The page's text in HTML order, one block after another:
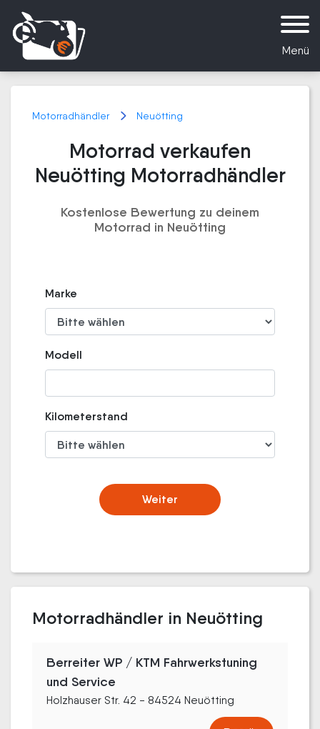
Menü
Motorradhändler Neuötting
Motorrad verkaufen
Neuötting Motorradhändler
Kostenlose Bewertung zu deinem
Motorrad in Neuötting
Marke
Modell
Kilometerstand
Weiter
Motorradhändler in Neuötting
Berreiter WP / KTM Fahrwerkstuning
und Service
Holzhauser Str. 42 - 84524 Neuötting